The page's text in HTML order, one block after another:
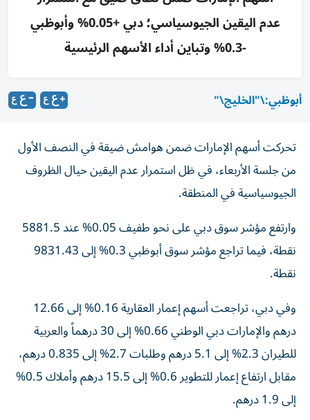
عدم اليقين الجيوسياسي؛ دبي +0.05% وأبوظبي
-0.3% وتباين أداء الأسهم الرئيسية
أبوظبي:\"الخليج\"
تحركت أسهم الإمارات ضمن هوامش ضيقة في النصف الأول
من جلسة الأربعاء، في ظل استمرار عدم اليقين حيال الظروف
الجيوسياسية في المنطقة.
وارتفع مؤشر سوق دبي على نحو طفيف 0.05% عند 5881.5
نقطة، فيما تراجع مؤشر سوق أبوظبي 0.3% إلى 9831.43
نقطة.
وفي دبي، تراجعت أسهم إعمار العقارية 0.16% إلى 12.66
درهم والإمارات دبي الوطني 0.66% إلى 30 درهماً والعربية
للطيران 2.3% إلى 5.1 درهم وطلبات 2.7% إلى 0.835 درهم،
مقابل ارتفاع إعمار للتطوير 0.6% إلى 15.5 درهم وأملاك 0.5%
إلى 1.9 درهم.